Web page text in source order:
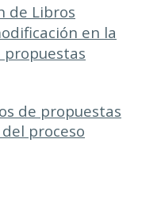
de Libros
en la
propuestas
de propuestas
proceso